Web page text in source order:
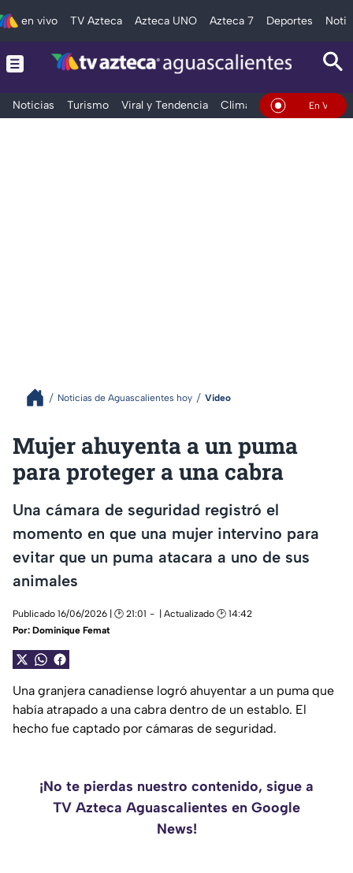
en vivo TV Azteca Azteca UNO Azteca 7 Deportes
Noticias Turismo Viral y Tendencia Clima Deportes En Vivo
Noticias de Aguascalientes hoy Video
Mujer ahuyenta a un puma
para proteger a una cabra
Una cámara de seguridad registró el
momento en que una mujer intervino para
evitar que un puma atacara a uno de sus
animales
Publicado 16/06/2026 | 🕑 21:01
| Actualizado 🕑 14:42
Por: Dominique Femat
Una granjera canadiense logró ahuyentar a un puma que
había atrapado a una cabra dentro de un establo. El
hecho fue captado por cámaras de seguridad.
¡No te pierdas nuestro contenido, sigue a
TV Azteca Aguascalientes en Google
News!